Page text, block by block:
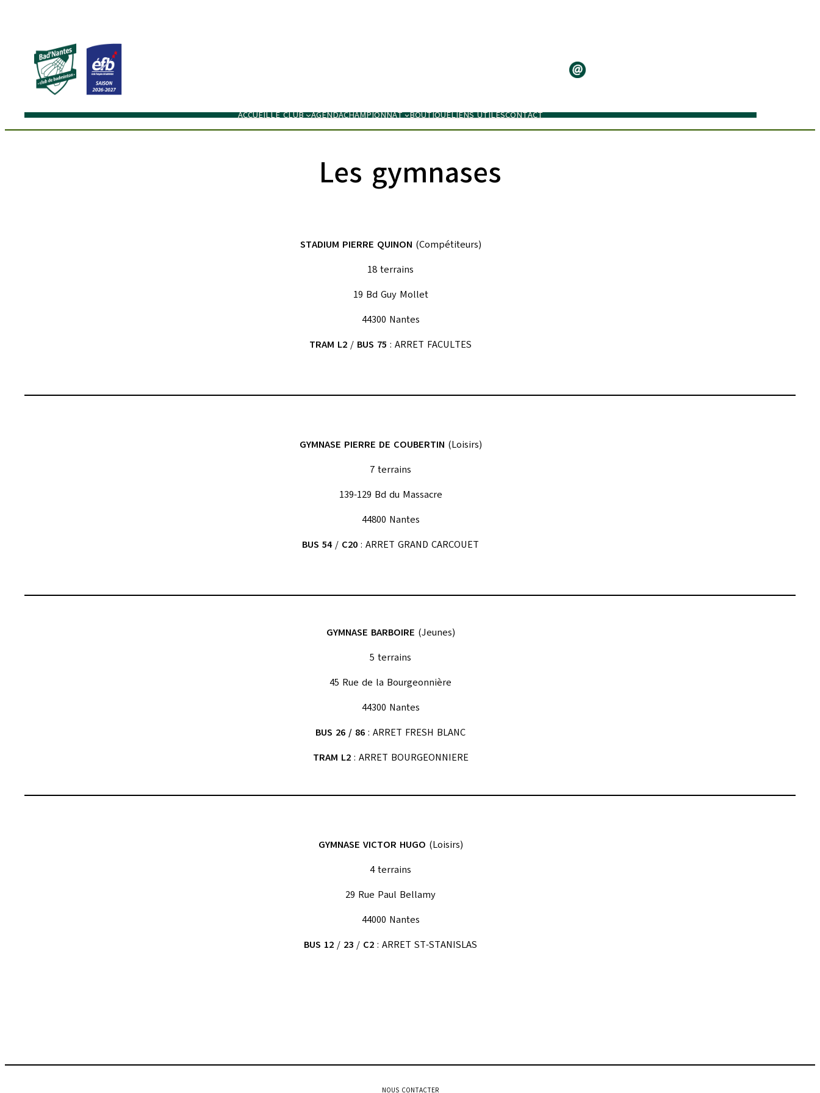
ACCUEILLE CLUB AGENDACHAMPIONNAT BOUTIQUELIENS UTILESCONTACT
Les gymnases
STADIUM PIERRE QUINON (Compétiteurs)
18 terrains
19 Bd Guy Mollet
44300 Nantes
TRAM L2 / BUS 75 : ARRET FACULTES
GYMNASE PIERRE DE COUBERTIN (Loisirs)
7 terrains
139-129 Bd du Massacre
44800 Nantes
BUS 54/ C20 : ARRET GRAND CARCOUET
GYMNASE BARBOIRE (Jeunes)
5 terrains
45 Rue de la Bourgeonnière
44300 Nantes
BUS 26 / 86 : ARRET FRESH BLANC
TRAM L2: ARRET BOURGEONNIERE
GYMNASE VICTOR HUGO (Loisirs)
4 terrains
29 Rue Paul Bellamy
44000 Nantes
BUS 12 / 23 / C2 : ARRET ST-STANISLAS
NOUS CONTACTER